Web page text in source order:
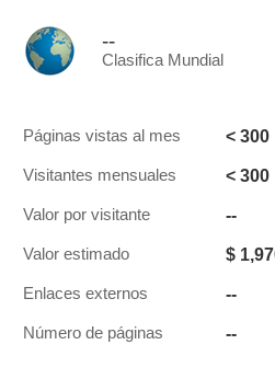
--
Clasifica Mundial
Páginas vistas al mes < 300
Visitantes mensuales < 300
Valor por visitante --
Valor estimado $
Enlaces externos --
Número de páginas --